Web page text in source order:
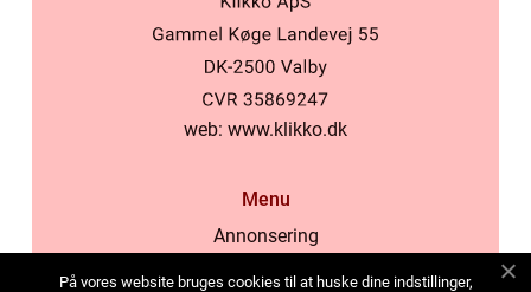
web: www.klikko.dk
Menu
Annonsering
På vores website bruges cookies til at huske dine indstillinger,